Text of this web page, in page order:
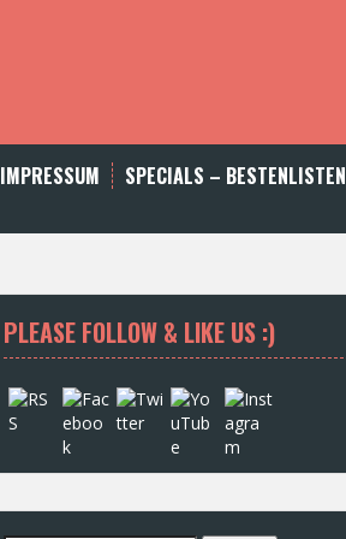
IMPRESSUM
SPECIALS – BESTENLISTEN
PLEASE FOLLOW & LIKE US :)